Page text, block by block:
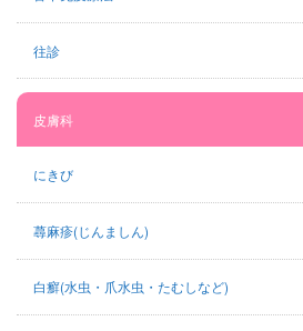
往診
皮膚科
にきび
蕁麻疹(じんましん)
白癬(水虫・爪水虫・たむしなど)